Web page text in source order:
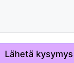
Lähetä kysymys